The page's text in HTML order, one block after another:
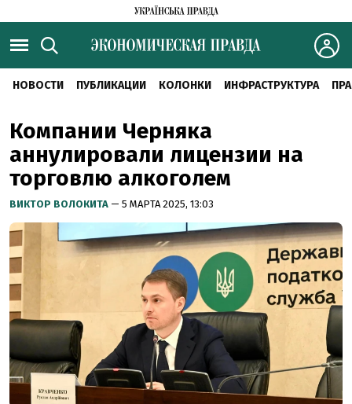
НОВОСТИ ПУБЛИКАЦИИ КОЛОНКИ ИНФРАСТРУКТУРА
Компании Черняка
аннулировали лицензии на
торговлю алкоголем
ВИКТОР ВОЛОКИТА — 5 МАРТА 2025, 13:03